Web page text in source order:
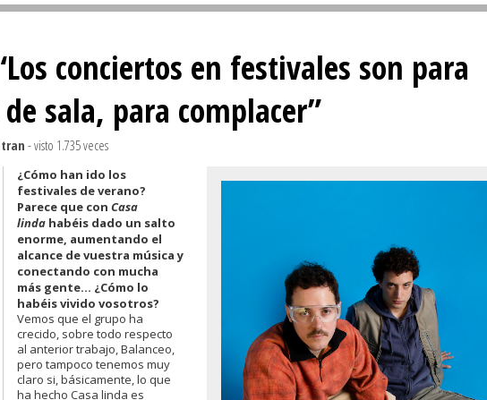
Sivan...
conciertos en festivales son para
sala, para complacer”
- visto 1.735 veces
¿Cómo han ido los
festivales de verano?
Parece que con Casa
linda habéis dado un salto
enorme, aumentando el
alcance de vuestra música y
conectando con mucha
más gente... ¿Cómo lo
habéis vivido vosotros?
Vemos que el grupo ha
crecido, sobre todo respecto
al anterior trabajo, Balanceo,
pero tampoco tenemos muy
claro si, básicamente, lo que
ha hecho Casa linda es